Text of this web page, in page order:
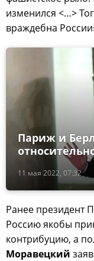
изменился <…>
враждебна
11 мая 2022, 07:32
Париж и
Ранее президент
Россию якобы
контрибуцию, а
Моравецкий